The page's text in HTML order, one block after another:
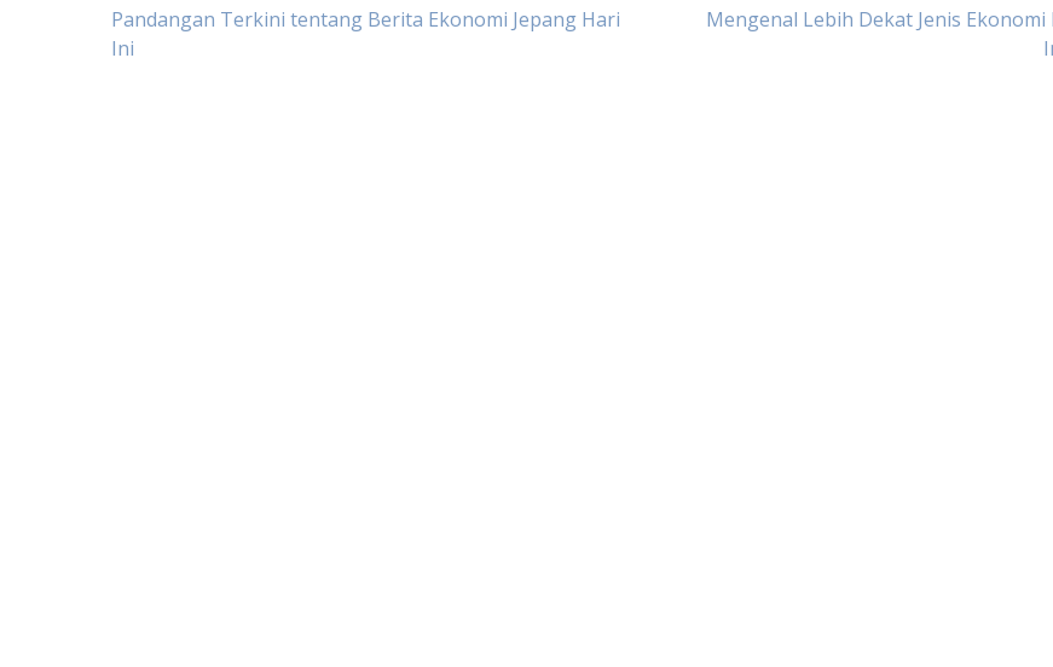
Post
Pandangan Terkini tentang Berita Ekonomi Jepang Hari
Ini
Mengenal Lebih Dekat Jenis Ekonomi